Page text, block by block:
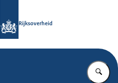
Rijksoverheid